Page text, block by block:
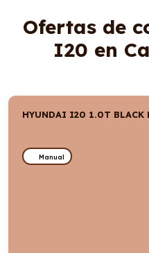
Ofertas de
I20 en
HYUNDAI I20 1.0T BLACK
Manual